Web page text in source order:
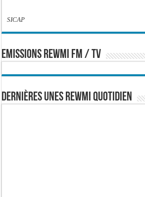
SICAP
EMISSIONS REWMI FM / TV
Dernières Unes Rewmi Quotidien